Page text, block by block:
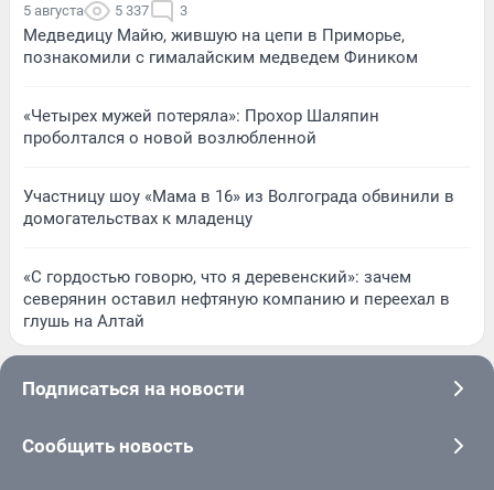
5 августа 5 337 3
Медведицу Майю, жившую на цепи в Приморье,
познакомили с гималайским медведем Фиником
«Четырех мужей потеряла»: Прохор Шаляпин
проболтался о новой возлюбленной
Участницу шоу «Мама в 16» из Волгограда обвинили в
домогательствах к младенцу
«С гордостью говорю, что я деревенский»: зачем
северянин оставил нефтяную компанию и переехал в
глушь на Алтай
Подписаться на новости
Сообщить новость